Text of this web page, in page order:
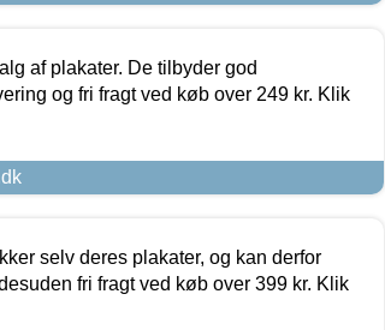
af plakater. De tilbyder god
og fri fragt ved køb over 249 kr. Klik
selv deres plakater, og kan derfor
fri fragt ved køb over 399 kr. Klik